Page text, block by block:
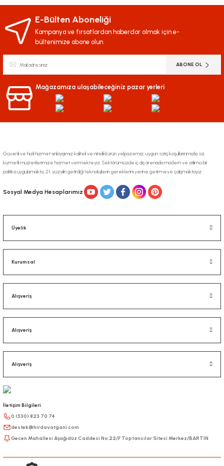
iletebilirsiniz.
Görüş ve önerileriniz için teşekkür ederiz.
Ürün açıklamasında eksik bilgiler bulunuyor.
Ürün fiyatı diğer sitelerden daha pahalı.
Bu ürüne benzer farklı alternatifler olmalı.
Gönder
E-Bülten Aboneliği
Kampanya ve fırsatlardan haberdar olmak için e-
bültenimize abone olun
ABONE OL
Mağazamıza ulaşabileceğiniz pazar yerleri
Güvenli ve hızlı hizmet anlayışımız kaliteli ve nitelikli ürün yelpazemiz, uygun satış koşullarınmızla siz
kıymetli müşterilerimize hizmet vermekteyiz. Sektörümüzde iç dış arenada modern ve atılımcı bir
politika uygulamakta, 21. yüzyılın getirdiği teknolojilerin gereklerini yerine getirmeye çalışmaktayız.
Sosyal Medya Hesaplarımız
Üyelik
Kurumsal
Alışveriş
Alışveriş
Alışveriş
İletişim Bilgileri
0 (530) 823 70 74
destek@hirdavatgani.com
Gecen Mahallesi Aşağıdüz Caddesi No:22/F Toptancılar Sitesi Merkez/BARTIN